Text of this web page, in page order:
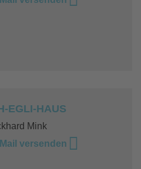
EGLI-HAUS
Mink
versenden